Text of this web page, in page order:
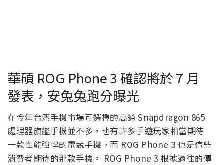
華碩 ROG Phone 3 確認將於 7 月
發表，安兔兔跑分曝光
在今年台灣手機市場可選擇的高通 Snapdragon 865
處理器旗艦手機並不多，也有許多手遊玩家相當期待
一款性能強悍的電競手機，而 ROG Phone 3 也是這些
消費者期待的那款手機。 ROG Phone 3 根據過往的傳